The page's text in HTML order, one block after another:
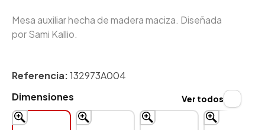
Mesa auxiliar hecha de madera maciza. Diseñada
por Sami Kallio.
Referencia:132973A004
Dimensiones
Ver todos